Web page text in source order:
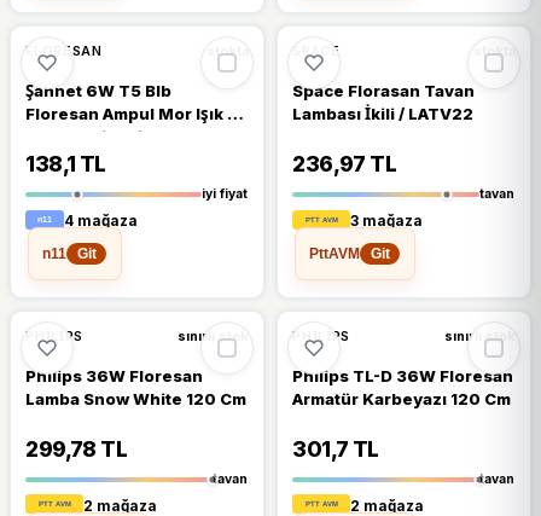
%42 %42 DÜŞTÜ
FLORESAN stokta
Şahnet 6W T5 Blb
Floresan Ampul Mor Işık -
Para Makinesi Lambası
138,1 TL
iyi fiyat
4 mağaza
n11
Git
%20 %20 DÜŞTÜ
SPACE stokta
Space Florasan Tavan
Lambası İkili / LATV22
236,97 TL
tavan
3 mağaza
PttAVM
Git
%6
PHILIPS sınırlı stok
Philips 36W Floresan
Lamba Snow White 120 Cm
299,78 TL
tavan
2 mağaza
%10
PHILIPS sınırlı stok
Philips TL-D 36W Floresan
Armatür Karbeyazı 120 Cm
301,7 TL
tavan
2 mağaza